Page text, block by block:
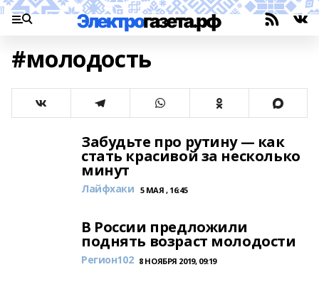
#молодость
Забудьте про рутину — как
стать красивой за несколько
минут
Лайфхаки 5 МАЯ , 16:45
В России предложили
поднять возраст молодости
Регион102 8 НОЯБРЯ 2019, 09:19